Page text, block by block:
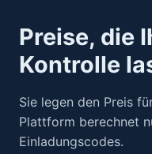
Preise, die
Kontrolle
Sie legen den Preis
Plattform berechnet
Einladungscodes.